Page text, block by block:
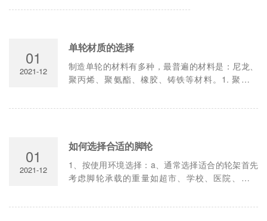
01
2021-12
单轮材质的选择
制造单轮的材料有多种，最普遍的材料是：尼龙、
聚丙烯、聚氨酯、橡胶、铸铁等材料。1. 聚丙烯
01
2021-12
如何选择合适的脚轮
​1、按使用环境选择：a、通常选择适合的轮架首先
考虑脚轮承载的重量如超市、学校、医院、办公